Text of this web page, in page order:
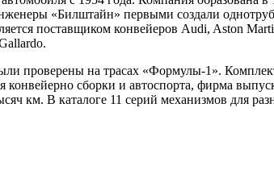
«Билштайн» первыми создали
поставщиком конвейеров Audi, Aston
проверены на трасах «Формулы-1».
конвейерно сборки и автоспорта, фирма
км. В каталоге 11 серий механизмов для